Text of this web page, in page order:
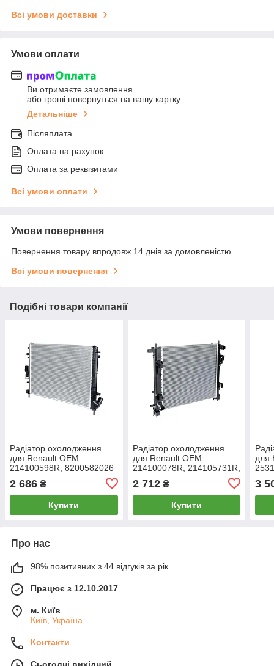
Всі умови доставки
Умови оплати
Ви отримаєте замовлення
або гроші повернуться на вашу картку
Детальніше
Післяплата
Оплата на рахунок
Оплата за реквізитами
Всі умови оплати
Умови повернення
Повернення товару впродовж 14 днів за домовленістю
Всі умови повернення
Подібні товари компанії
Радіатор охолодження
для Renault OEM
214100598R, 8200582026
2 686 ₴
Купити
Радіатор охолодження
для Renault OEM
214100078R, 214105731R,
2 712₴
Купити
для
3
Про нас
98% позитивних з 44 відгуків за рік
Працює з 12.10.2017
м. Київ
Київ, Україна
Контакти